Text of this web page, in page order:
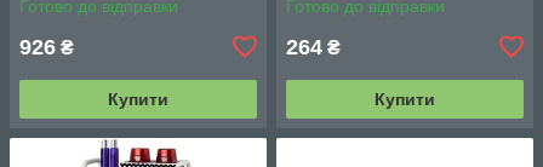
42см
Готово до відправки
926 ₴
Купити
Готово до відправки
264 ₴
Купити